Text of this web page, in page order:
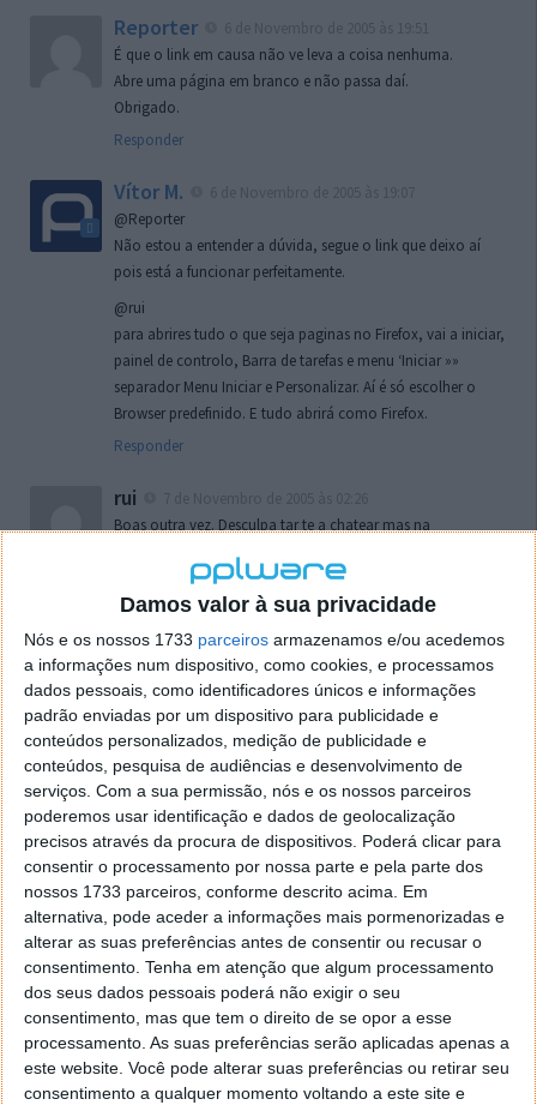
Damos valor à sua privacidade
Nós e os nossos 1733 parceiros armazenamos e/ou acedemos
a informações num dispositivo, como cookies, e processamos
dados pessoais, como identificadores únicos e informações
padrão enviadas por um dispositivo para publicidade e
conteúdos personalizados, medição de publicidade e
conteúdos, pesquisa de audiências e desenvolvimento de
serviços. Com a sua permissão, nós e os nossos parceiros
poderemos usar identificação e dados de geolocalização
precisos através da procura de dispositivos. Poderá clicar para
consentir o processamento por nossa parte e pela parte dos
nossos 1733 parceiros, conforme descrito acima. Em
alternativa, pode aceder a informações mais pormenorizadas e
alterar as suas preferências antes de consentir ou recusar o
consentimento. Tenha em atenção que algum processamento
dos seus dados pessoais poderá não exigir o seu
consentimento, mas que tem o direito de se opor a esse
processamento. As suas preferências serão aplicadas apenas a
este website. Você pode alterar suas preferências ou retirar seu
consentimento a qualquer momento voltando a este site e
Reporter
É que o link em causa não ve leva a coisa nenhuma.
Abre uma página em branco e não passa daí.
Obrigado.
Responder
Vítor M.
@Reporter
Não estou a entender a dúvida, segue o link que deixo aí
pois está a funcionar perfeitamente.
@rui
para abrires tudo o que seja paginas no Firefox, vai a iniciar,
painel de controlo, Barra de tarefas e menu ‘Iniciar »»
separador Menu Iniciar e Personalizar. Aí é só escolher o
Browser predefinido. E tudo abrirá como Firefox.
Responder
rui
Boas outra vez. Desculpa tar te a chatear mas na
o firefox como browser predefenido
de control tudo e nada. Tou a comecar a desesperar, ate ja
tentei apagar o explorer na tentativa de forçar o uso do
firefox mas em vao. Kaso te lembres de outra dica fico
agradecido, caso contrario obrigado a mesma
Responder
Vítor M.
7 de Novembro de 2005 às 01:39
@Reporter
Desculpa mas o link funciona. Seja como for segue por mail
o MSn Messenger 8.
Responder
Vítor M.
7 de Novembro de 2005 às 11:21
@Rui
Tens de encontrar o que te falei. Faz da seguinte maneira,
janela iniciar e no topo dessa janela com o botão direito do
rato faz propriedades. Depois no separador Menu ‘Iniciar’
clica no botão ‘Personalizar’ aí encontrarás no separador
geral a opção para escolheres o Browser com que queres